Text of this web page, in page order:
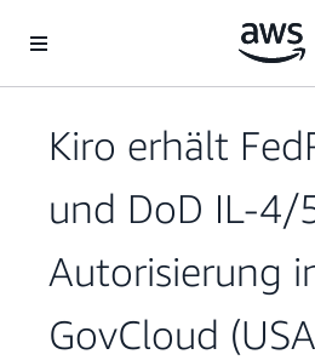
Überspringen zum Hauptinhalt
Kiro erhält
und DoD IL-4/
Autorisierung
GovCloud